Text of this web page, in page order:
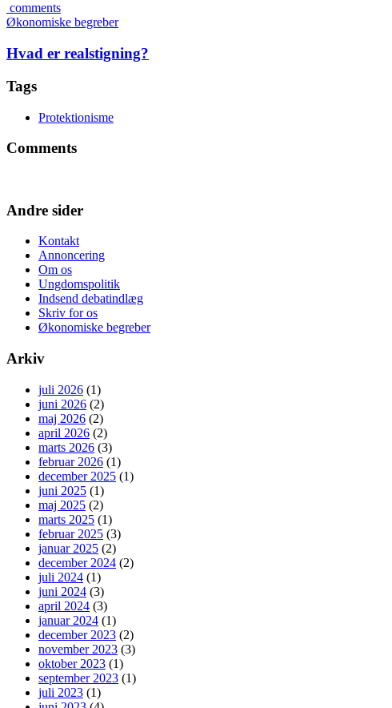
comments
Økonomiske begreber
Hvad er realstigning?
Tags
Protektionisme
Comments
Andre sider
Kontakt
Annoncering
Om os
Ungdomspolitik
Indsend debatindlæg
Skriv for os
Økonomiske begreber
Arkiv
juli 2026 (1)
juni 2026 (2)
maj 2026 (2)
april 2026 (2)
marts 2026 (3)
februar 2026 (1)
december 2025 (1)
juni 2025 (1)
maj 2025 (2)
marts 2025 (1)
februar 2025 (3)
januar 2025 (2)
december 2024 (2)
juli 2024 (1)
juni 2024 (3)
april 2024 (3)
januar 2024 (1)
december 2023 (2)
november 2023 (3)
oktober 2023 (1)
september 2023 (1)
juli 2023 (1)